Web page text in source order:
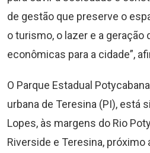
de gestão que preserve o
o turismo, o lazer e a geração
econômicas para a cidade”,
O Parque Estadual
urbana de Teresina (PI), está
Lopes, às margens do Rio
Riverside e Teresina,